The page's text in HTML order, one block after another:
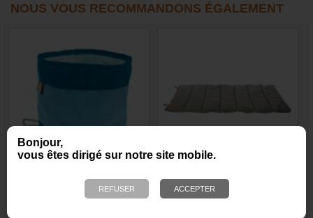
Bonjour,
vous êtes dirigé sur notre site mobile.
NOUS VOUS RECOMMANDONS ÉGALEMENT
Hooge - Be Nordic